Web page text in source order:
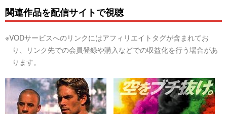
関連作品を配信サイトで視聴
※VODサービスへのリンクにはアフィリエイトタグが含まれてお
り、リンク先での会員登録や購入などでの収益化を行う場合があ
ります。